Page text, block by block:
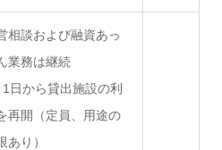
相談および融資あっ
業務は継続
日から貸出施設の利
再開（定員、用途の
あり）